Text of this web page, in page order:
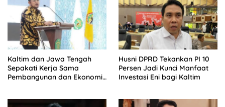
Kaltim dan Jawa Tengah
Sepakati Kerja Sama
Pembangunan dan Ekonomi
Husni DPRD Tekankan PI 10
Persen Jadi Kunci Manfaat
Investasi Eni bagi Kaltim